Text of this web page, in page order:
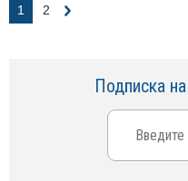
1 2
Подписка